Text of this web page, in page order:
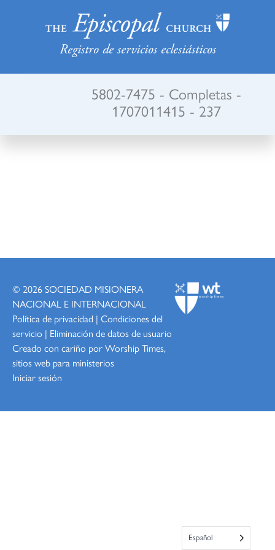
Registro de servicios eclesiásticos
5802-7475 - Completas -
1707011415 - 237
© 2026 SOCIEDAD MISIONERA
NACIONAL E INTERNACIONAL
Política de privacidad | Condiciones del
servicio | Eliminación de datos de usuario
Creado con cariño por Worship Times,
sitios web para ministerios
Iniciar sesión
Español